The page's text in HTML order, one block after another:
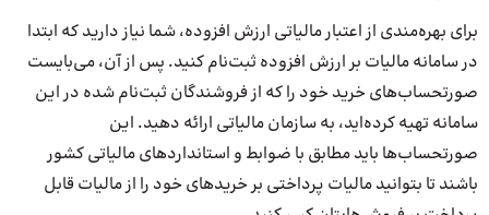
برای بهره‌مندی از اعتبار مالیاتی ارزش افزوده، شما نیاز دارید که ابتدا
در سامانه مالیات بر ارزش افزوده ثبت‌نام کنید. پس از آن، می‌بایست
صورتحساب‌های خرید خود را که از فروشندگان ثبت‌نام شده در این
سامانه تهیه کرده‌اید، به سازمان مالیاتی ارائه دهید. این
صورتحساب‌ها باید مطابق با ضوابط و استانداردهای مالیاتی کشور
باشند تا بتوانید مالیات پرداختی بر خریدهای خود را از مالیات قابل